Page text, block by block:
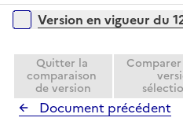
Versions sur la période
Version en vigueur du
Quitter la
comparaison
de version
Document précédent